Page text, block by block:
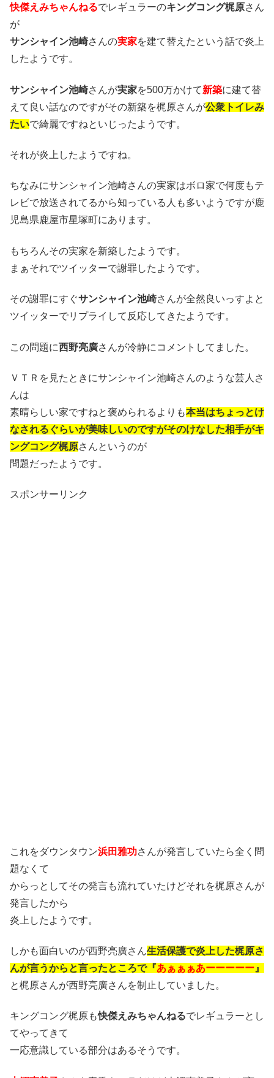
快傑えみちゃんねるでレギュラーのキングコング梶原さん
が
サンシャイン池崎さんの実家を建て替えたという話で炎上
したようです。
サンシャイン池崎さんが実家を500万かけて新築に建て替
えて良い話なのですがその新築を梶原さんが公衆トイレみ
たいで綺麗ですねといじったようです。
それが炎上したようですね。
ちなみにサンシャイン池崎さんの実家はボロ家で何度もテ
レビで放送されてるから知っている人も多いようですが鹿
児島県鹿屋市星塚町にあります。
もちろんその実家を新築したようです。
まぁそれでツイッターで謝罪したようです。
その謝罪にすぐサンシャイン池崎さんが全然良いっすよと
ツイッターでリプライして反応してきたようです。
この問題に西野亮廣さんが冷静にコメントしてました。
ＶＴＲを見たときにサンシャイン池崎さんのような芸人さ
んは
素晴らしい家ですねと褒められるよりも本当はちょっとけ
なされるぐらいが美味しいのですがそのけなした相手がキ
ングコング梶原さんというのが
問題だったようです。
スポンサーリンク
これをダウンタウン浜田雅功さんが発言していたら全く問
題なくて
からっとしてその発言も流れていたけどそれを梶原さんが
発言したから
炎上したようです。
しかも面白いのが西野亮廣さん生活保護で炎上した梶原さ
んが言うからと言ったところで『あぁぁぁあーーーーー 』
と梶原さんが西野亮廣さんを制止していました。
キングコング梶原も快傑えみちゃんねるでレギュラーとし
てやってきて
一応意識している部分はあるそうです。